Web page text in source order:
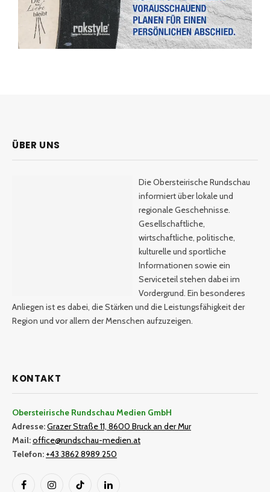
ÜBER UNS
Die Obersteirische Rundschau
informiert über lokale und
regionale Geschehnisse.
Gesellschaftliche,
wirtschaftliche, politische,
kulturelle und sportliche
Informationen sowie ein
Serviceteil stehen dabei im
Vordergrund. Ein besonderes
Anliegen ist es dabei, die Stärken und die Leistungsfähigkeit der
Region und vor allem der Menschen aufzuzeigen.
KONTAKT
Obersteirische Rundschau Medien GmbH
Adresse:Grazer Straße 11, 8600 Bruck an der Mur
Mail:office@rundschau-medien.at
Telefon: +43 3862 8989 250